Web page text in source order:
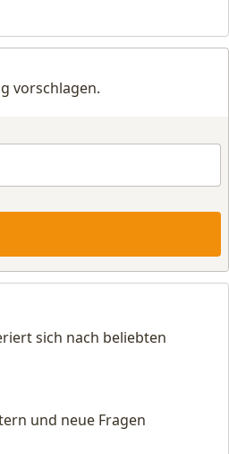
vorschlagen.
sich nach beliebten
und neue Fragen